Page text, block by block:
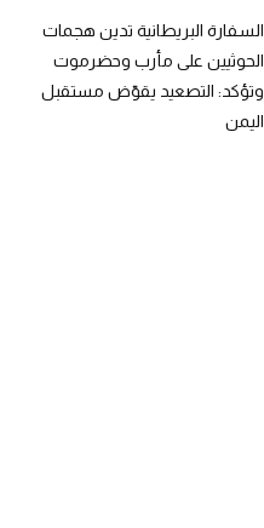
السفارة البريطانية تدين هجمات
الحوثيين على مأرب وحضرموت
وتؤكد: التصعيد يقوّض مستقبل
اليمن